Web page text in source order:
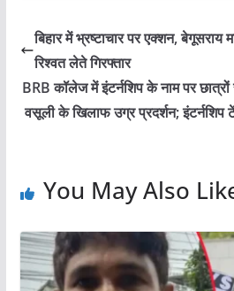
बिहार में भ्रष्टाचार पर एक्शन, बेगूसराय
रिश्वत लेते गिरफ्तार
BRB कॉलेज में इंटर्नशिप के नाम पर
वसूली के खिलाफ उग्र प्रदर्शन; इंटर्नशिप
You May Also